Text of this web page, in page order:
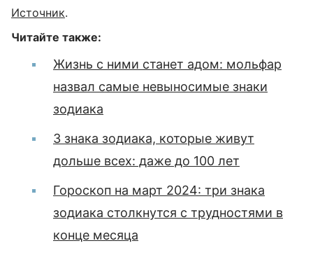
Источник.
Читайте также:
Жизнь с ними станет адом: мольфар
назвал самые невыносимые знаки
зодиака
3 знака зодиака, которые живут
дольше всех: даже до 100 лет
Гороскоп на март 2024: три знака
зодиака столкнутся с трудностями в
конце месяца